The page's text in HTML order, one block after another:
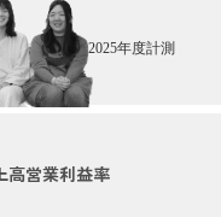
※2025年度計測
高営業利益率